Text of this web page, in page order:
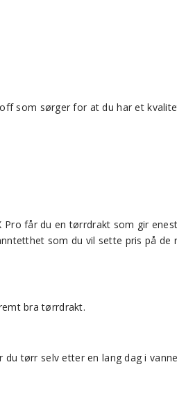
som sørger for at du har et
får du en tørrdrakt som gir
som du vil sette pris på de
bra tørrdrakt.
tørr selv etter en lang dag i